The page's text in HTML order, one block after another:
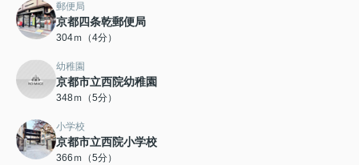
郵便局
京都四条乾郵便局
304ｍ（4分）
幼稚園
京都市立西院幼稚園
348ｍ（5分）
小学校
京都市立西院小学校
366ｍ（5分）